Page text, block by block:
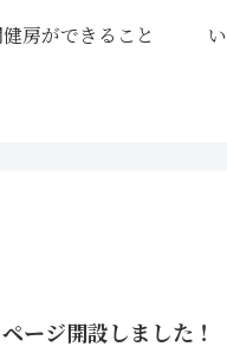
房ができること
ージ開設しました！